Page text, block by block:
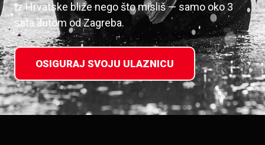
Iz Hrvatske bliže nego što misliš — samo oko 3
sata autom od Zagreba.
OSIGURAJ SVOJU ULAZNICU